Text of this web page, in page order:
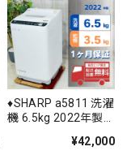
♦️SHARP a5811 洗濯
機 6.5kg 2022年製
¥42,000